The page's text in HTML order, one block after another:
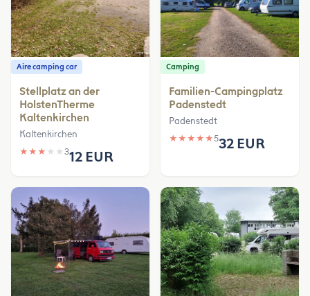
Aire camping car
Stellplatz an der
HolstenTherme
Kaltenkirchen
Kaltenkirchen
★ ★ ★ ★ ★ 312 EUR
Camping
Familien-Campingplatz
Padenstedt
Padenstedt
★ ★ ★ ★ ★532 EUR